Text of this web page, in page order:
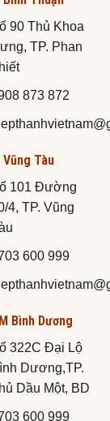
90 Thủ Khoa
TP. Phan
873 872
Tàu
101 Đường
4, TP. Vũng
600 999
Bình Dương
322C Đại Lộ
Dương,TP.
Dầu Một, BD
600 999